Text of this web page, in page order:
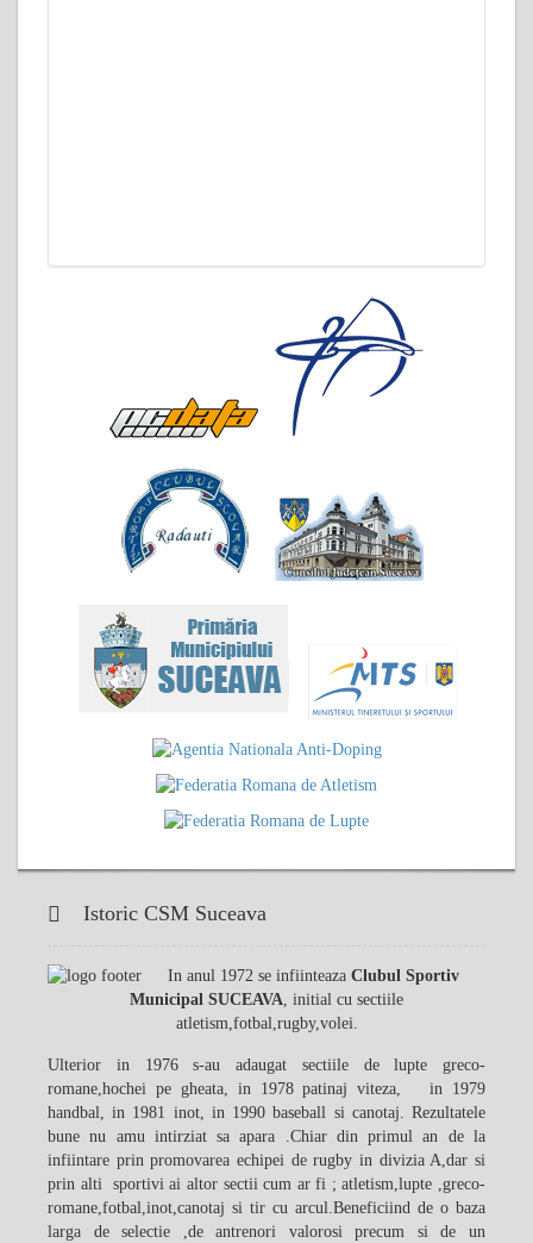
Istoric CSM Suceava
In anul 1972 se infiinteaza Clubul Sportiv
Municipal SUCEAVA , initial cu sectiile
atletism,fotbal,rugby,volei.
Ulterior in 1976 s-au adaugat sectiile de lupte greco-
romane,hochei pe gheata, in 1978 patinaj viteza, in 1979
handbal, in 1981 inot, in 1990 baseball si canotaj. Rezultatele
bune nu amu intirziat sa apara .Chiar din primul an de la
infiintare prin promovarea echipei de rugby in divizia A,dar si
prin alti sportivi ai altor sectii cum ar fi ; atletism,lupte ,greco-
romane,fotbal,inot,canotaj si tir cu arcul.Beneficiind de o baza
larga de selectie ,de antrenori valorosi precum si de un